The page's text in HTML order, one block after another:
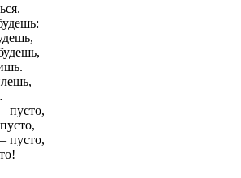
пусто,
пусто,